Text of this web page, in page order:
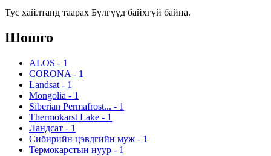
Тус хайлтанд таарах Бүлгүүд байхгүй байна.
Шошго
ALOS - 1
CORONA - 1
Landsat - 1
Mongolia - 1
Siberian Permafrost... - 1
Thermokarst Lake - 1
Ландсат - 1
Сибирийн цэвдгийн муж - 1
Термокарстын нуур - 1